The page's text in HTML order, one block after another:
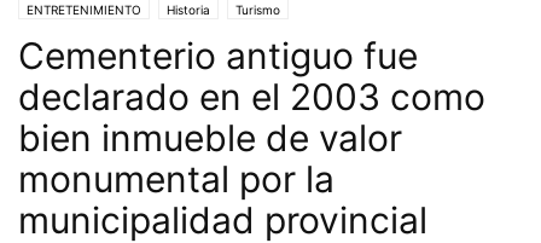
ENTRETENIMIENTO Historia Turismo
Cementerio antiguo fue
declarado en el 2003 como
bien inmueble de valor
monumental por la
municipalidad provincial